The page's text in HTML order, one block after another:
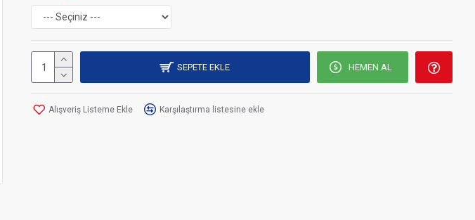
SEPETE EKLE HEMEN AL
Alışveriş Listeme Ekle Karşılaştırma listesine ekle